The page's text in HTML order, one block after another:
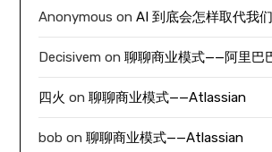
Anonymous onAI 到底会怎样取代我
Decisivem on聊聊商业模式——阿里巴
四火 on聊聊商业模式——Atlassian
bob on聊聊商业模式——Atlassian